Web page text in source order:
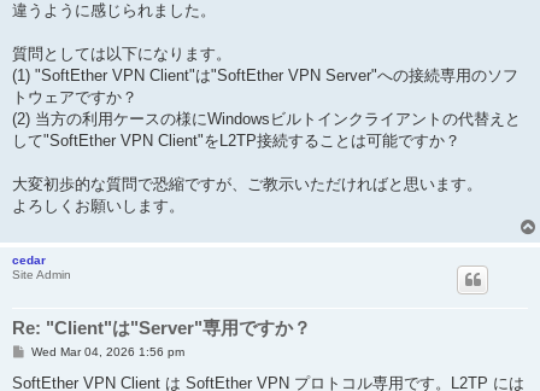
違うように感じられました。
質問としては以下になります。
(1) "SoftEther VPN Client"は"SoftEther VPN Server"への接続専用のソフ
トウェアですか？
(2) 当方の利用ケースの様にWindowsビルトインクライアントの代替えと
して"SoftEther VPN Client"をL2TP接続することは可能ですか？
大変初歩的な質問で恐縮ですが、ご教示いただければと思います。
よろしくお願いします。
cedar
Site Admin
Re: "Client"は"Server"専用ですか？
P
s
Wed Mar 04, 2026 1:56 pm
SoftEther VPN Client は SoftEther VPN プロトコル専用です。L2TP には